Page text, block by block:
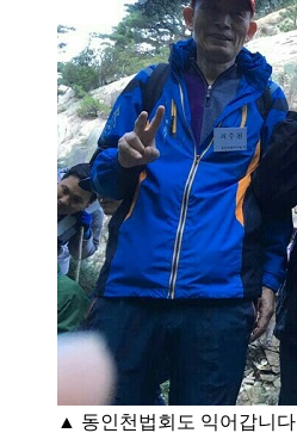
▲ 동인천법회도 익어갑니다